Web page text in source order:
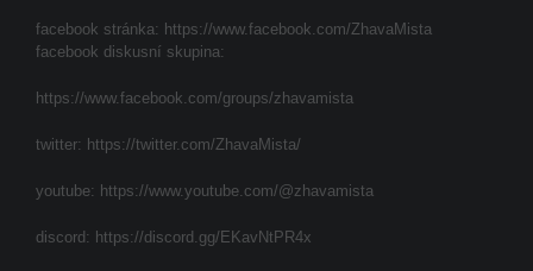
facebook stránka: https://www.facebook.com/ZhavaMista
facebook diskusní skupina:
https://www.facebook.com/groups/zhavamista
twitter: https://twitter.com/ZhavaMista/
youtube: https://www.youtube.com/@zhavamista
discord: https://discord.gg/EKavNtPR4x